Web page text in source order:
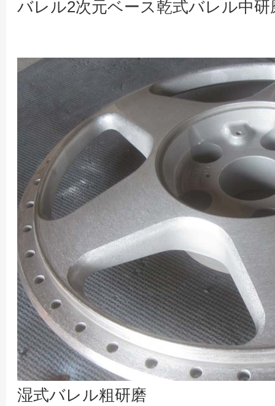
バレル2次元ベース乾式バレル中研
湿式バレル粗研磨